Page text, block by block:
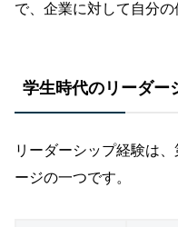
で、企業に対して自分の
学生時代のリーダー
リーダーシップ経験は
ージの一つです。